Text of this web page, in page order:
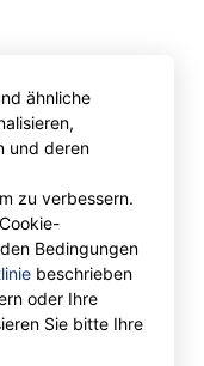
ähnliche
und deren
zu verbessern.
Bedingungen
beschrieben
oder Ihre
Sie bitte Ihre